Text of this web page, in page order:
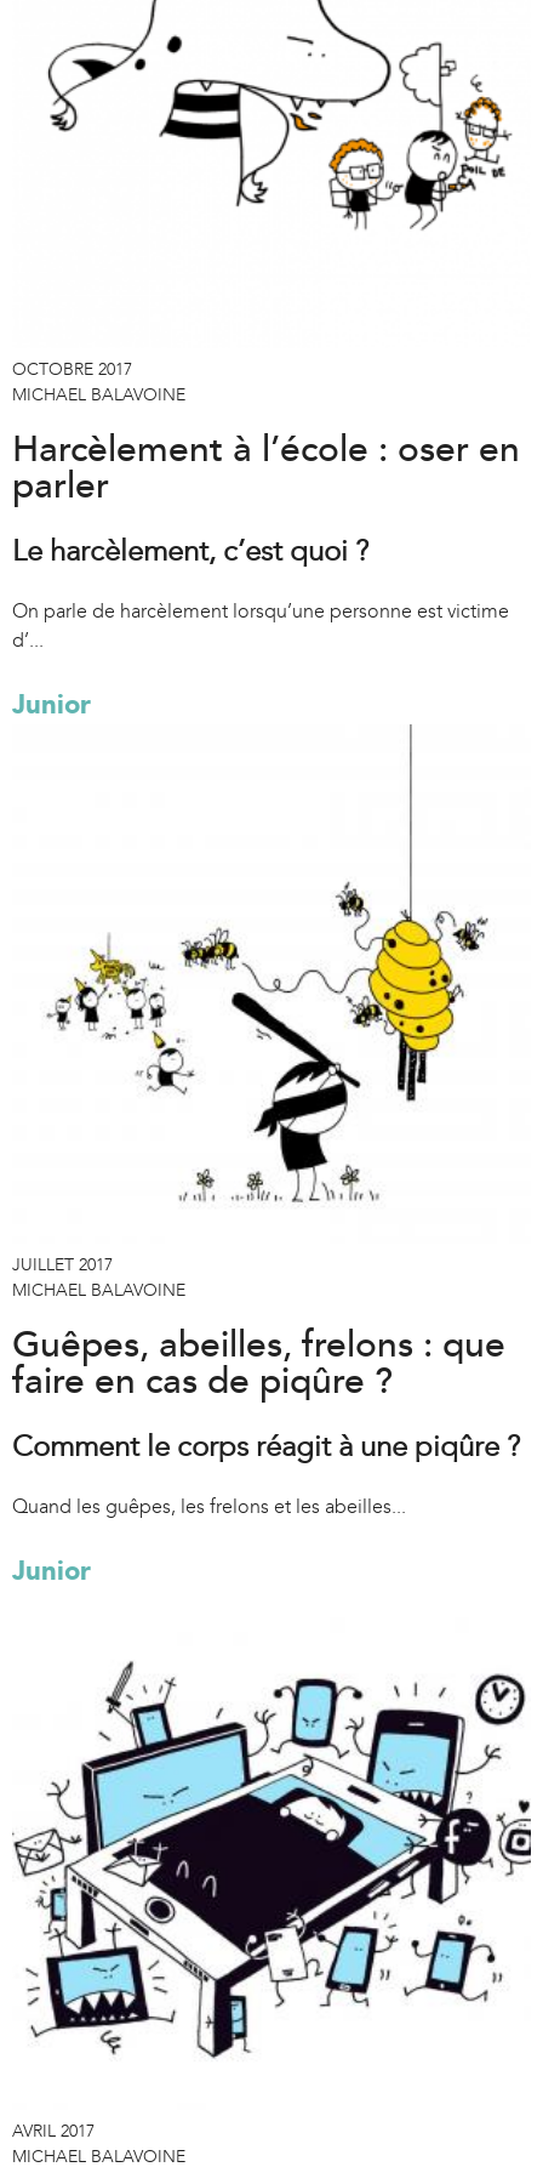
OCTOBRE 2017
MICHAEL BALAVOINE
Harcèlement à l’école : oser en
parler
Le harcèlement, c’est quoi ?
On parle de harcèlement lorsqu’une personne est victime
d’...
Junior
JUILLET 2017
MICHAEL BALAVOINE
Guêpes, abeilles, frelons : que
faire en cas de piqûre ?
Comment le corps réagit à une piqûre ?
Quand les guêpes, les frelons et les abeilles...
Junior
AVRIL 2017
MICHAEL BALAVOINE